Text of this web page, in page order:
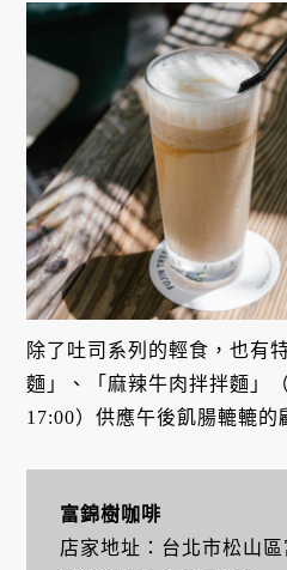
除了吐司系列的輕食，也有
麵」、「麻辣牛肉拌拌麵」
17:00）供應午後飢腸轆轆的
富錦樹咖啡
店家地址：台北市松山